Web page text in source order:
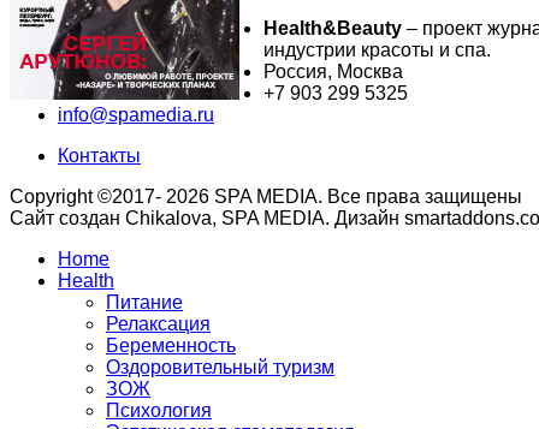
Health&Beauty – проект
индустрии красоты и спа.
Россия, Москва
+7 903 299 5325
info@spamedia.ru
Контакты
Copyright ©2017- 2026 SPA MEDIA. Все права защищены
Сайт создан Chikalova, SPA MEDIA. Дизайн
Home
Health
Питание
Релаксация
Беременность
Оздоровительный туризм
ЗОЖ
Психология